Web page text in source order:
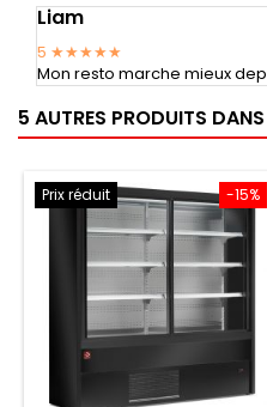
Liam
5 ★★★★★
Mon resto marche mieux
5 AUTRES PRODUITS
-15%
Prix réduit